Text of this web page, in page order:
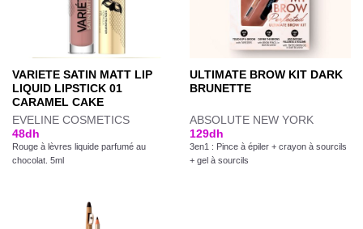
VARIETE SATIN MATT LIP
LIQUID LIPSTICK 01
CARAMEL CAKE
EVELINE COSMETICS
48dh
Rouge à lèvres liquide parfumé au
chocolat. 5ml
ULTIMATE BROW KIT DARK
BRUNETTE
ABSOLUTE NEW YORK
129dh
3en1 : Pince à épiler + crayon à sourcils
+ gel à sourcils